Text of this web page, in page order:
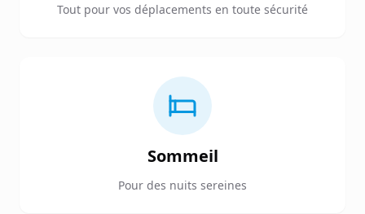
Tout pour vos déplacements en toute sécurité
Sommeil
Pour des nuits sereines